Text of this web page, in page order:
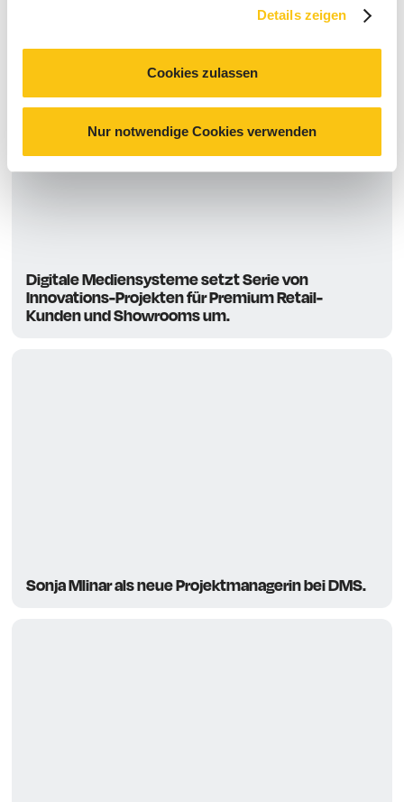
Details zeigen
Cookies zulassen
Nur notwendige Cookies verwenden
Digitale Mediensysteme setzt Serie von
Innovations-Projekten für Premium Retail-
Kunden und Showrooms um.
Sonja Mlinar als neue Projektmanagerin bei DMS.